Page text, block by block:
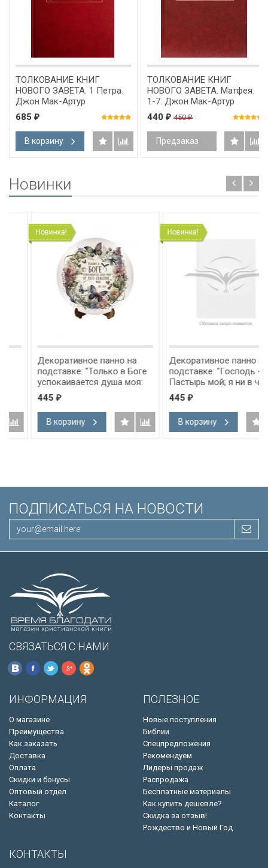
ТОЛКОВАНИЕ КНИГ
НОВОГО ЗАВЕТА. 1 Петра.
Джон Мак-Артур
685 ₽
В корзину
ТОЛКОВАНИЕ КНИГ
НОВОГО ЗАВЕТА. Матфея.
1-7. Джон Мак-Артур
440 ₽ 450₽
Предзаказ
Новинки
Новинка!
Декоративное панно на
подставке: "Только в Боге
успокаивается душа моя:
от Него спасение мое" Пс
₽
В корзину
Новинка!
Декоративное панно на
подставке: "Господь -
Пастырь мой; я ни в чем не
буду нуждаться" Пс 22:1
₽
В корзину
ПОДПИСАТЬСЯ НА НОВОСТИ
СВЯЗАТЬСЯ С НАМИ
ИНФОРМАЦИЯ
О магазине
Преимущества
Как заказать
Доставка
Оплата
Скидки и бонусы
Оптовый отдел
Каталог
Контакты
ПОЛЕЗНОЕ
Новые поступления
Библии
Спецпредложения
Рекомендуем
Лидеры продаж
Распродажа
Бесплатные материалы
Как купить дешевле?
Скидка за отзыв!
Рождество и Новый Год
КОНТАКТЫ